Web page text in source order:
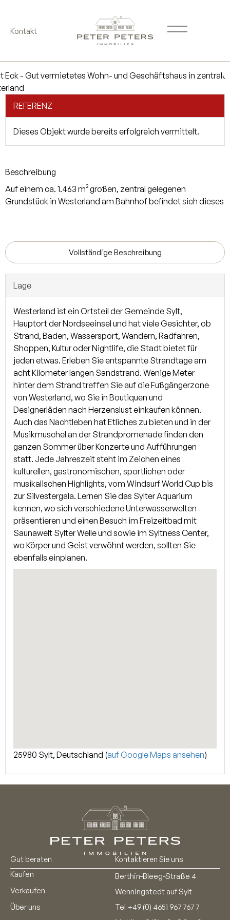
Kontakt
REFERENZ
Dieses Objekt wurde bereits erfolgreich vermittelt.
Beschreibung
Auf einem ca. 1.463 m² großen, zentral gelegenen
Grundstück in Westerland am Bahnhof befindet sich dieses
m² und verteilen sich wie folgt: Gewerbe ca. 243 m² und
Wohnungen ca. 627 m². Alle Wohnungen wurden mit Küchen
ausgestattet und haben ein Duschbad. Im Neubau
bekamen die Wohnungen Fußbodenheizung und einen
Designbelag. Im Bestandsgebäude erfolgt die Beheizung
über eine Gastherme und die Warmwasseraufbereitung
dezentral. Im Neubau befindet sich eine Wärmeumpe für
die Behebung und Warmwasseraufbereitung. Jede Einheit
hat einen PKW-Stellplatz. Kein Energieausweis vorhanden /
in Vorbereitung.
Im Erdgeschoss befinden sich 3 Ladengeschäfte, von
denen zwei gut vermietet sind. Die Ladenfläche im Neubau
ist noch frei. Alle Wohnungen (15) sind vermietet.
Vollständige Beschreibung
Lage
Westerland ist ein Ortsteil der Gemeinde Sylt,
Hauptort der Nordseeinsel und hat viele Gesichter, ob
Strand, Baden, Wassersport, Wandern, Radfahren,
Shoppen, Kultur oder Nightlife, die Stadt bietet für
jeden etwas. Erleben Sie entspannte Strandtage am
acht Kilometer langen Sandstrand. Wenige Meter
hinter dem Strand treffen Sie auf die Fußgängerzone
von Westerland, wo Sie in Boutiquen und
Designerläden nach Herzenslust einkaufen können.
Auch das Nachtleben hat Etliches zu bieten und in der
Musikmuschel an der Strandpromenade finden den
ganzen Sommer über Konzerte und Aufführungen
statt. Jede Jahreszeit steht im Zeichen eines
kulturellen, gastronomischen, sportlichen oder
musikalischen Highlights, vom Windsurf World Cup bis
zur Silvestergala. Lernen Sie das Sylter Aquarium
kennen, wo sich verschiedene Unterwasserwelten
präsentieren und einen Besuch im Freizeitbad mit
Saunawelt Sylter Welle und sowie im Syltness Center,
wo Körper und Geist verwöhnt werden, sollten Sie
ebenfalls einplanen.
25980 Sylt, Deutschland (auf Google Maps ansehen)
Gut beraten
Kaufen
Verkaufen
Über uns
Kontaktieren Sie uns
Berthin-Bleeg-Straße 4
Wenningstedt auf Sylt
Tel +49 (0) 4651 967 767 7